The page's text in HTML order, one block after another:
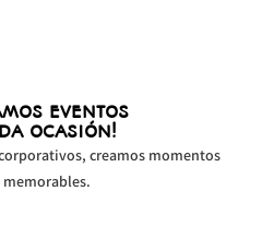
EVENTOS
OCASIÓN!
creamos momentos
memorables.